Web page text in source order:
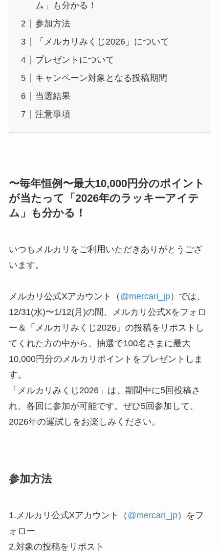
ム」も分かる！
参加方法
「メルカリみくじ2026」について
プレゼントについて
キャンペーン対象となる投稿期間
当選結果
注意事項
〜毎年恒例〜最大10,000円分のポイント
が当たって「2026年のラッキーアイテ
ム」も分かる！
いつもメルカリをご利用いただきありがとうござ
います。
メルカリ公式Xアカウント（ @mercari_jp）では、
12/31(水)〜1/12(月)の間、メルカリ公式Xをフォロ
ー＆「 メルカリみくじ2026」の投稿をリポストし
てくれた方の中から、抽選で100名さまに最大
10,000円分のメルカリポイントをプレゼントしま
す。
「 メルカリみくじ2026」は、期間中に5回投稿さ
れ、各回に参加が可能です。ぜひ5回参加して、
2026年の運試しをお楽しみください。
参加方法
1.メルカリ公式Xアカウント（ @mercari_jp）をフ
ォロー
2.対象の投稿をリポスト